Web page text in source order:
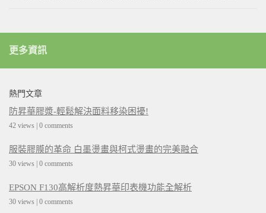
更多資訊
熱門文章
防昇華膠漿-輕鬆解決面料移染困擾!
42 views | 0 comments
服裝膠膜的革命 白墨燙畫與柯式燙畫的完美融合
30 views | 0 comments
EPSON F130高解析度熱昇華印表機功能全解析
30 views | 0 comments